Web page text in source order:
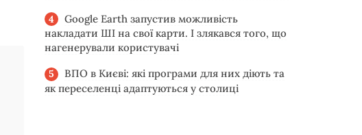
Google Earth запустив можливість
накладати ШІ на свої карти. І злякався того, що
нагенерували користувачі
ВПО в Києві: які програми для них діють та
як переселенці адаптуються у столиці